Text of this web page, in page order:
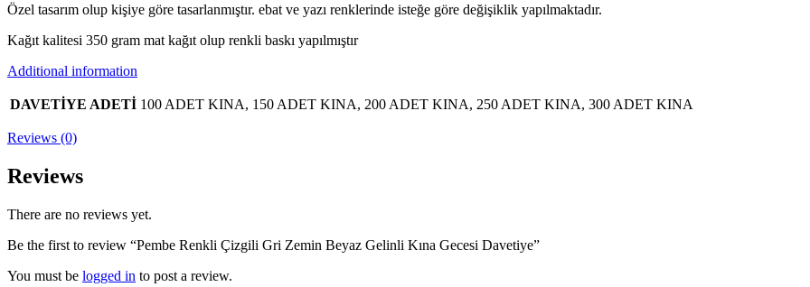
Özel tasarım olup kişiye göre tasarlanmıştır. ebat ve yazı renklerinde isteğe göre değişiklik yapılmaktadır.
Kağıt kalitesi 350 gram mat kağıt olup renkli baskı yapılmıştır
Additional information
DAVETİYE ADETİ 100 ADET KINA, 150 ADET KINA, 200 ADET KINA, 250 ADET KINA, 300 ADET KINA
Reviews (0)
Reviews
There are no reviews yet.
Be the first to review “Pembe Renkli Çizgili Gri Zemin Beyaz Gelinli Kına Gecesi Davetiye”
You must be logged in to post a review.